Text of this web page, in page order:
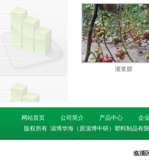
科技领航 大棚膜为农业发展注入创新膜力[2026-06-28]
借科技之力 大棚膜重塑现代农业种植新格局.[2026-06-08]
灌浆膜
网站首页 公司简介 产品中心
企
版权所有 淄博华海（原淄博中研）塑料制品有
临淄